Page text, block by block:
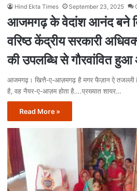
Hind Ekta Times September 23, 2025
आजमगढ़ के वेदांश आनंद बने
वरिष्ठ केंद्रीय सरकारी
की उपलब्धि से गौरवांवित
आजमगढ़। खित्तै-ए-आज़मगढ़ है मगर फैज़ान ऐ तजल्ली है
है, वह नैयर-ए-आज़म होता है….प्रख्यात शायर…
Read More »